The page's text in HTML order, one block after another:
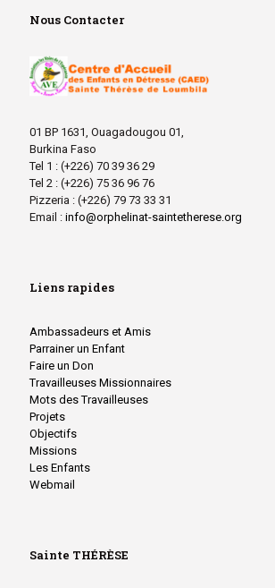
Nous Contacter
01 BP 1631, Ouagadougou 01,
Burkina Faso
Tel 1 : (+226) 70 39 36 29
Tel 2 : (+226) 75 36 96 76
Pizzeria : (+226) 79 73 33 31
Email : info@orphelinat-saintetherese.org
Liens rapides
Ambassadeurs et Amis
Parrainer un Enfant
Faire un Don
Travailleuses Missionnaires
Mots des Travailleuses
Projets
Objectifs
Missions
Les Enfants
Webmail
Sainte THÉRÈSE